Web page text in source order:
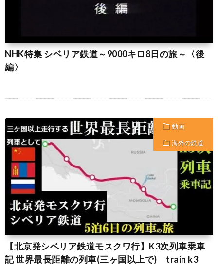
NHK特集 シベリア鉄道～9000キロ8日の旅～〈後
編〉
動画
海外の鉄道
【北京発シベリア鉄道モスクワ行】K3次列車乗車
記 世界最長距離の列車(三ヶ国以上で) train k3